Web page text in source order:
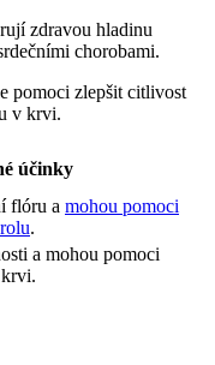
zdravou hladinu
chorobami.
pomoci zlepšit citlivost
v krvi.
účinky
flóru a mohou pomoci
.
a mohou pomoci